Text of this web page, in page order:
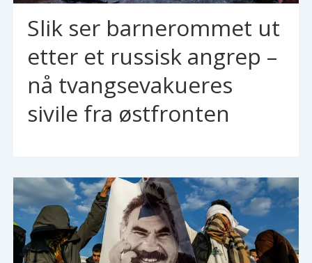
Slik ser barnerommet ut
etter et russisk angrep –
nå tvangsevakueres
sivile fra østfronten